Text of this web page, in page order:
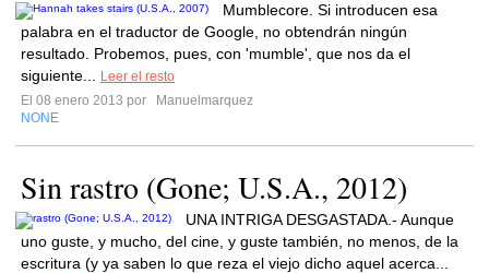
Mumblecore. Si introducen esa
palabra en el traductor de Google, no obtendrán ningún
resultado. Probemos, pues, con 'mumble', que nos da el
siguiente...
Leer el resto
El 08 enero 2013 por
Manuelmarquez
NONE
Sin rastro (Gone; U.S.A., 2012)
UNA INTRIGA DESGASTADA.- Aunque
uno guste, y mucho, del cine, y guste también, no menos, de la
escritura (y ya saben lo que reza el viejo dicho aquel acerca...